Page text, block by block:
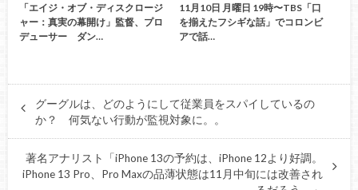
「エイジ・オブ・ディスクロージ
ャー：真実の幕開け」監督、プロ
デューサー ダン…
11月10日 月曜日 19時〜TBS「口
を揃えたフシギな話」でコロンビ
アで話…
グーグルは、どのようにして従業員をスパイしているの
か？ 何気ない行動が監視対象に。。
著名アナリスト「iPhone 13の予約は、iPhone 12より好調。
iPhone 13 Pro、Pro Maxの品薄状態は11月中旬には改善され